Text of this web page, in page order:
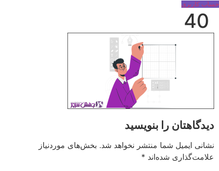
حساب کاربری
40
دیدگاهتان را بنویسید
نشانی ایمیل شما منتشر نخواهد شد. بخش‌های موردنیاز
علامت‌گذاری شده‌اند *